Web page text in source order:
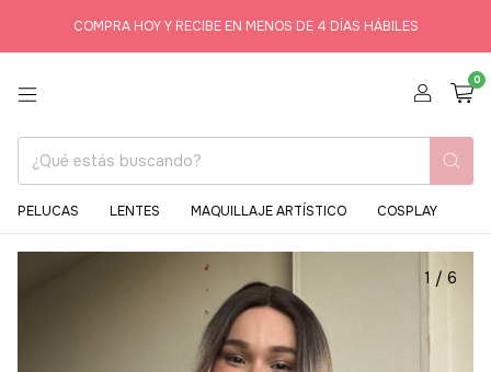
COMPRA HOY Y RECIBE EN MENOS DE 4 DÍAS HÁBILES
0
PELUCAS LENTES MAQUILLAJE ARTÍSTICO COSPLAY
1 / 6